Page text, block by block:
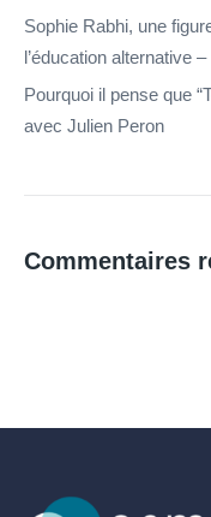
Sophie Rabhi, une
l’éducation alternative
Pourquoi il pense que
avec Julien Peron
Commentaires